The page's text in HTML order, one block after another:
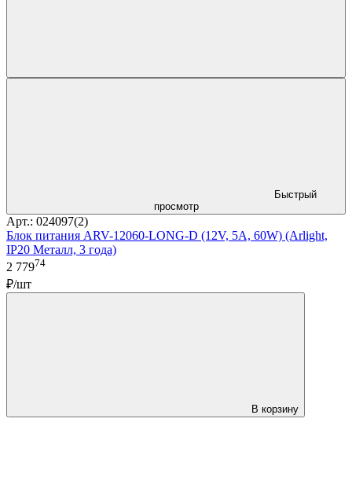
Быстрый
просмотр
Арт.: 024097(2)
Блок питания ARV-12060-LONG-D (12V, 5A, 60W) (Arlight,
IP20 Металл, 3 года)
2 77974
₽/шт
В корзину